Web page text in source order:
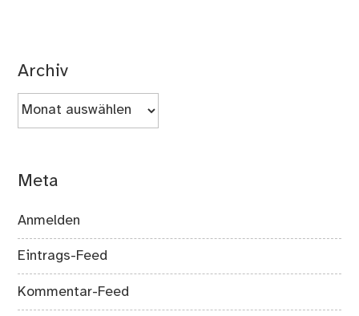
Archiv
Archiv
Meta
Anmelden
Eintrags-Feed
Kommentar-Feed